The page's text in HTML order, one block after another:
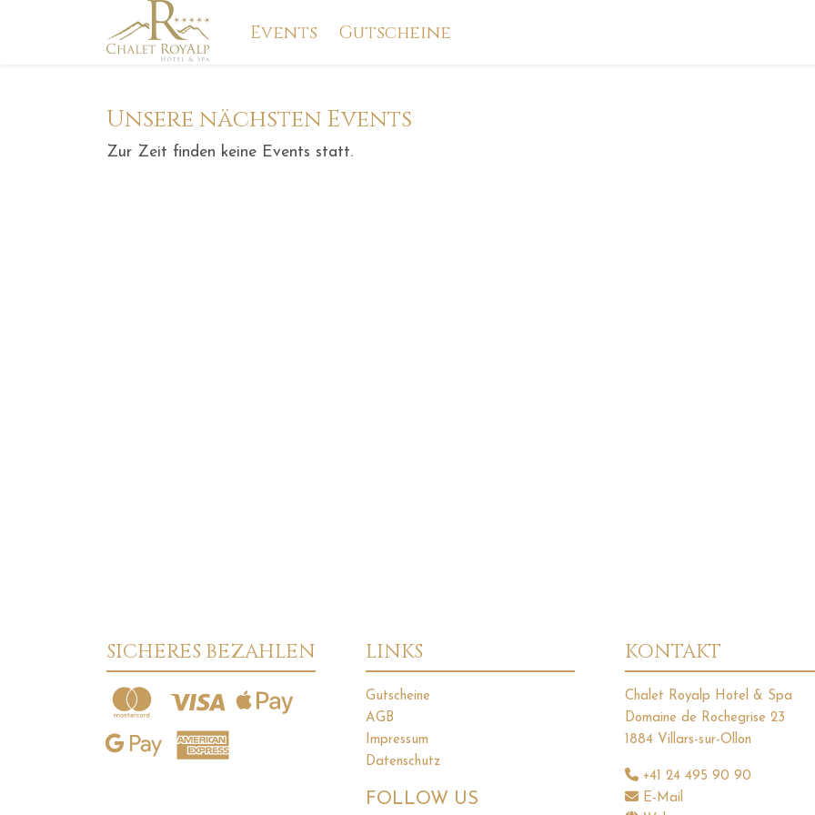
Events Gutscheine
Unsere nächsten Events
Zur Zeit finden keine Events statt.
SICHERES BEZAHLEN LINKS
Gutscheine
AGB
Impressum
Datenschutz
FOLLOW US
KONTAKT
Chalet Royalp Hotel & Spa
Domaine de Rochegrise 23
1884 Villars-sur-Ollon
+41 24 495 90 90
E-Mail